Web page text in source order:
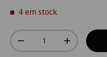
4 em stock
Qtd.
-
+